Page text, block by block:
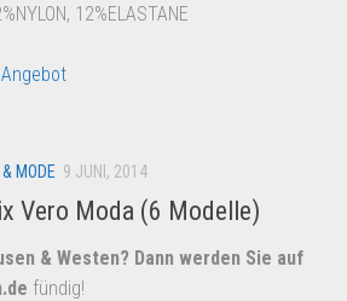
12%ELASTANE
MODE 9 JUNI, 2014
Vero Moda (6 Modelle)
& Westen? Dann werden Sie auf
fündig!